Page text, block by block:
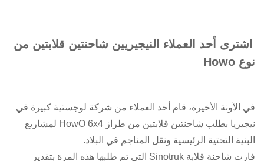
اشترى أحد العملاء النيجيريين شاحنتين قلابتين من
نوع Howo
في الآونة الأخيرة، قام أحد العملاء من شركة لوجستية كبيرة في
نيجيريا بطلب شاحنتين قلابتين من طراز HowO 6x4 لمشاريع
البنية التحتية الرئيسية ونقل المناجم في البلاد.
فازت شاحنة قلابة Sinotruk التي تم طلبها هذه المرة بتقدير